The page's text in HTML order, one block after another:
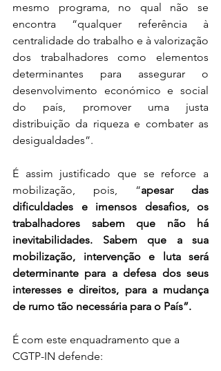
mesmo programa, no qual não se
encontra “qualquer referência à
centralidade do trabalho e à valorização
dos trabalhadores como elementos
determinantes para assegurar o
desenvolvimento económico e social
do país, promover uma justa
distribuição da riqueza e combater as
desigualdades”.
É assim justificado que se reforce a
mobilização, pois, “apesar das
dificuldades e imensos desafios, os
trabalhadores sabem que não há
inevitabilidades. Sabem que a sua
mobilização, intervenção e luta será
determinante para a defesa dos seus
interesses e direitos, para a mudança
de rumo tão necessária para o País”.
É com este enquadramento que a
CGTP-IN defende: